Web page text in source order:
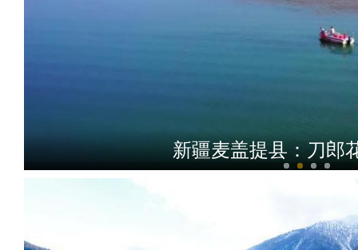
新疆麦盖提县：刀郎